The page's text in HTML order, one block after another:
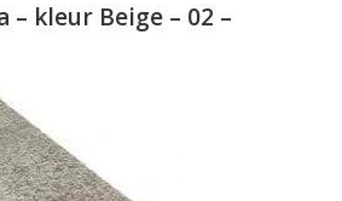
– kleur Beige – 02 –